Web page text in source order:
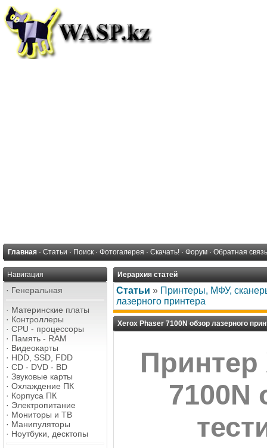
Главная · Статьи · Поиск · Фотогалерея · Скачать! · Форум · Обратная связь
Навигация
· Генеральная
· Материнские платы
· Контроллеры
· CPU - процессоры
· Память - RAM
· Видеокарты
· HDD, SSD, FDD
· CD - DVD - BD
· Звуковые карты
· Охлаждение ПК
· Корпуса ПК
· Электропитание
· Мониторы и ТВ
· Манипуляторы
· Ноутбуки, десктопы
Иерархия статей
Статьи » Принтеры, МФУ,
лазерного принтера
Xerox Phaser 7100N обзор лазерного
Принтер
7100N